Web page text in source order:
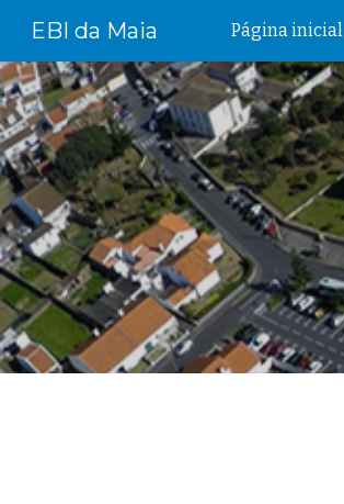
EBI da Maia Página inicial